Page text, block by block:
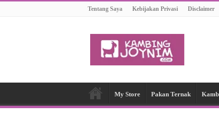
Tentang Saya Kebijakan Privasi Disclaimer
My Store Pakan Ternak